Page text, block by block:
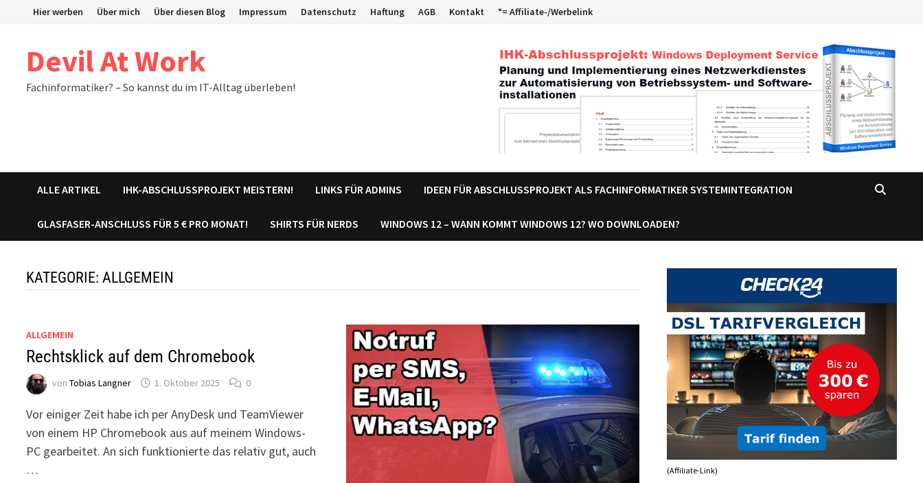
Hier werben Über mich Über diesen Blog Impressum Datenschutz Haftung AGB Kontakt *= Affiliate-/Werbelink
Devil At Work
Fachinformatiker? – So kannst du im IT-Alltag überleben!
ALLE ARTIKEL IHK-ABSCHLUSSPROJEKT MEISTERN! LINKS FÜR ADMINS IDEEN FÜR ABSCHLUSSPROJEKT ALS FACHINFORMATIKER SYSTEMINTEGRATION
GLASFASER-ANSCHLUSS FÜR 5 € PRO MONAT! SHIRTS FÜR NERDS WINDOWS 12 – WANN KOMMT WINDOWS 12? WO DOWNLOADEN?
KATEGORIE:ALLGEMEIN
ALLGEMEIN
Rechtsklick auf dem Chromebook
vonTobias Langner 1. Oktober 2025 0
Vor einiger Zeit habe ich per AnyDesk und TeamViewer
von einem HP Chromebook aus auf meinem Windows-
PC gearbeitet. An sich funktionierte das relativ gut, auch
…
(Affiliate-Link)